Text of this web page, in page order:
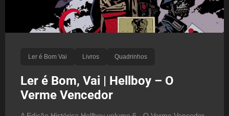
Ler é Bom Vai Livros Quadrinhos
Ler é Bom, Vai | Hellboy – O
Verme Vencedor